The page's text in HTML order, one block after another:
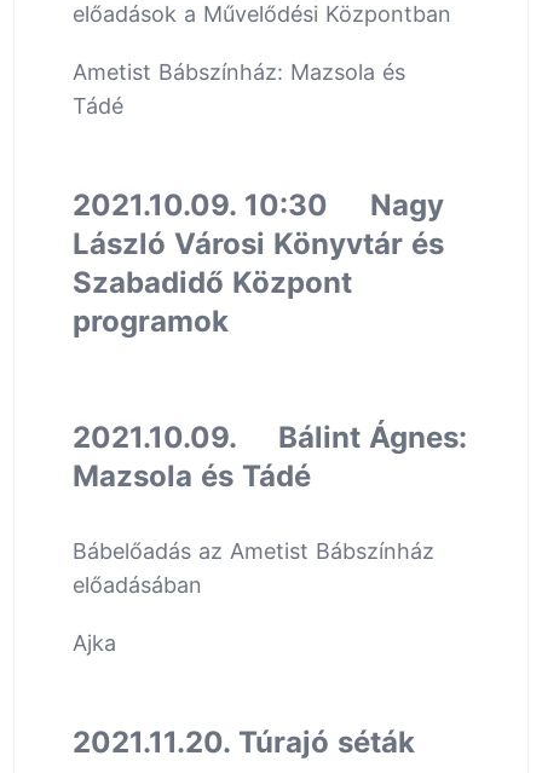
előadások a Művelődési Központban
Ametist Bábszínház: Mazsola és
Tádé
2021.10.09. 10:30 Nagy
László Városi Könyvtár és
Szabadidő Központ
programok
2021.10.09. Bálint Ágnes:
Mazsola és Tádé
Bábelőadás az Ametist Bábszínház
előadásában
Ajka
2021.11.20. Túrajó séták